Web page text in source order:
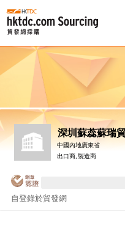
深圳蘇蕊蘇瑞
中國內地廣東省
出口商, 製造商
自登錄於貿發網